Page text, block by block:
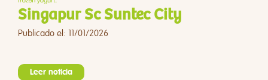
Singapur Sc Suntec City
Publicado el: 11/01/2026
Leer noticia